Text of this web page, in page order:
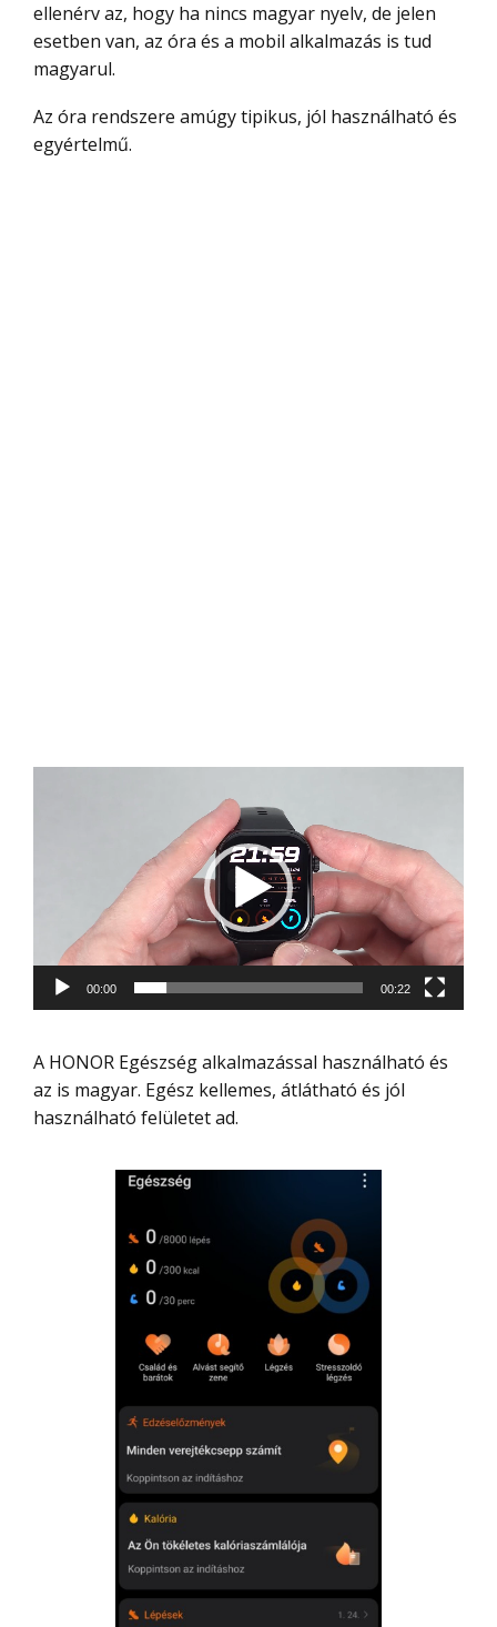
ellenérv az, hogy ha nincs magyar nyelv, de jelen
esetben van, az óra és a mobil alkalmazás is tud
magyarul.
Az óra rendszere amúgy tipikus, jól használható és
egyértelmű.
00:00 00:22
A HONOR Egészség alkalmazással használható és
az is magyar. Egész kellemes, átlátható és jól
használható felületet ad.